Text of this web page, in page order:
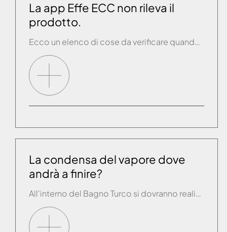
La app Effe ECC non rileva il
prodotto.
Ecco un elenco di cose da verificare quando si presenta questa casistica: -Verificare che il tablet/smartphone sia connesso alla stessa rete WiFi a cui è connesso il prodotto. -Spostarsi con lo smartphone vicino al router WiFi. -Terminare la app e riavviarla. -Provare a spegnere il prodotto per 10s e rialimentarlo. -Provare a spegnere il router […]
La condensa del vapore dove
andrà a finire?
All'interno del Bagno Turco si dovranno realizzare uno o più scarichi sifonati a pavimento. E' consigliabile impermeabilizzare il fondo con una guaina fino a 40 cm. di altezza.